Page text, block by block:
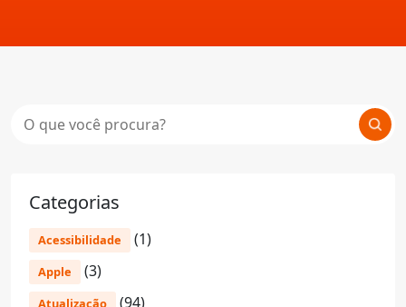
Categorias
Acessibilidade (1)
Apple (3)
Atualização (94)